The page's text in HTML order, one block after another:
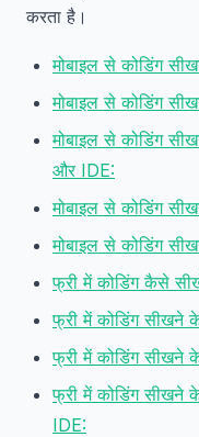
करता है।
मोबाइल से कोडिंग
मोबाइल से कोडिंग
मोबाइल से कोडिंग
और IDE:
मोबाइल से कोडिंग
मोबाइल से कोडिंग
फ्री में कोडिंग कैसे
फ्री में कोडिंग सीखने
फ्री में कोडिंग सीखने
फ्री में कोडिंग सीखने
IDE: